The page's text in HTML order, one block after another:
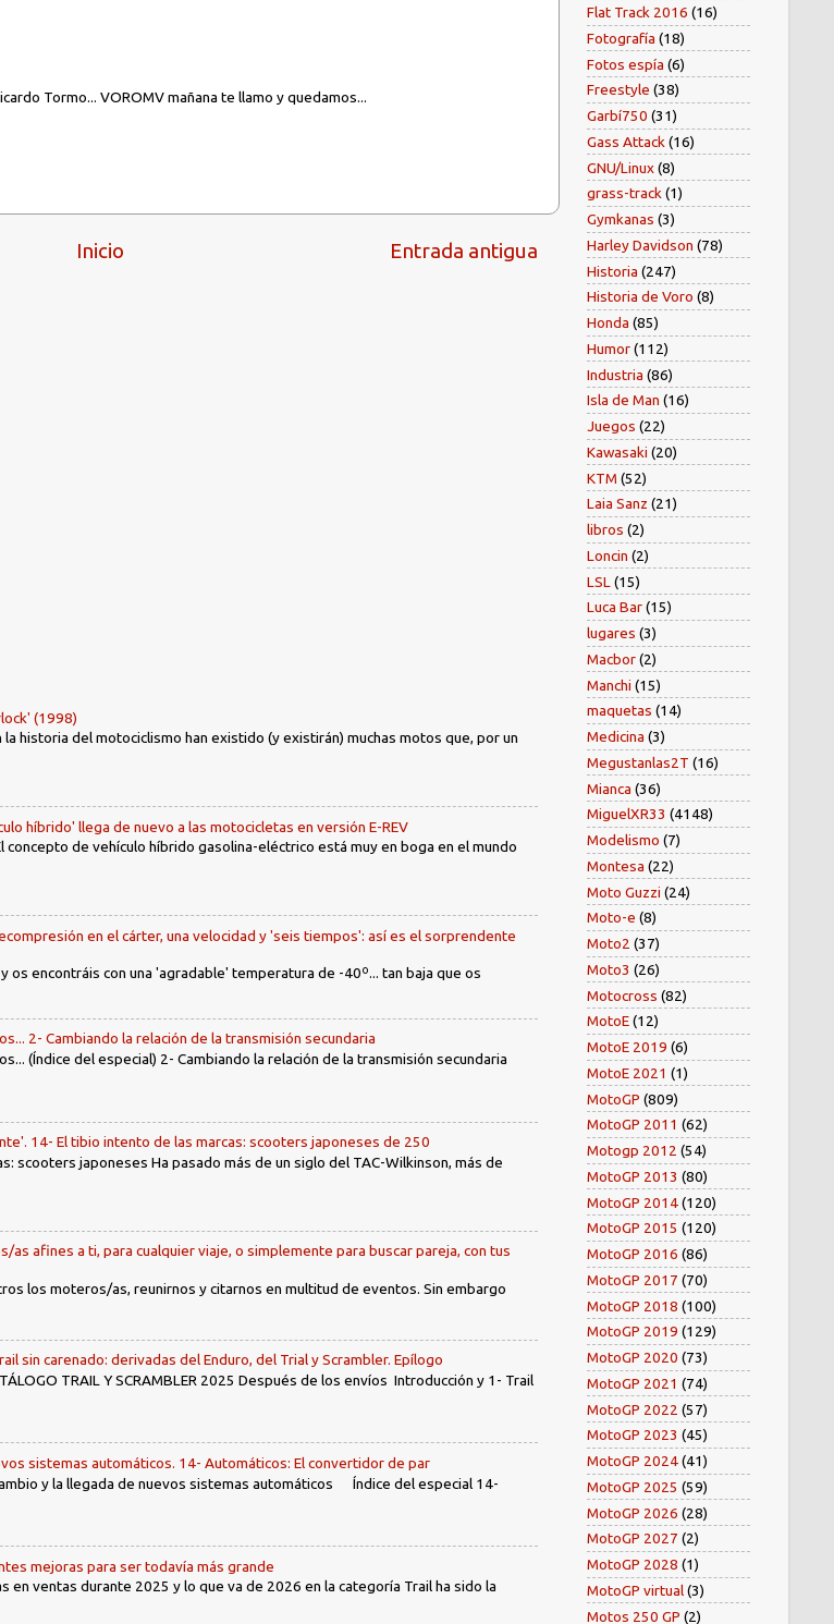
Tormo... VOROMV mañana te llamo y quedamos...
Entrada antigua
Inicio
(1998)
la historia del motociclismo han existido (y existirán) muchas motos que, por un
híbrido' llega de nuevo a las motocicletas en versión E-REV
de vehículo híbrido gasolina-eléctrico está muy en boga en el mundo
en el cárter, una velocidad y 'seis tiempos': así es el sorprendente
os encontráis con una 'agradable' temperatura de -40º... tan baja que os
2- Cambiando la relación de la transmisión secundaria
(Índice del especial) 2- Cambiando la relación de la transmisión secundaria
14- El tibio intento de las marcas: scooters japoneses de 250
scooters japoneses Ha pasado más de un siglo del TAC-Wilkinson, más de
as afines a ti, para cualquier viaje, o simplemente para buscar pareja, con tus
los moteros/as, reunirnos y citarnos en multitud de eventos. Sin embargo
sin carenado: derivadas del Enduro, del Trial y Scrambler. Epílogo
TRAIL Y SCRAMBLER 2025 Después de los envíos Introducción y 1- Trail
sistemas automáticos. 14- Automáticos: El convertidor de par
y la llegada de nuevos sistemas automáticos Índice del especial 14-
mejoras para ser todavía más grande
en ventas durante 2025 y lo que va de 2026 en la categoría Trail ha sido la
Flat Track 2016 (16)
Fotografía (18)
Fotos espía (6)
Freestyle (38)
Garbí750 (31)
Gass Attack (16)
GNU/Linux(8)
grass-track(1)
Gymkanas (3)
Harley Davidson (78)
Historia (247)
Historia de Voro (8)
Honda (85)
Humor(112)
Industria (86)
Isla de Man (16)
Juegos (22)
Kawasaki (20)
KTM (52)
Laia Sanz (21)
libros (2)
Loncin (2)
LSL (15)
Luca Bar(15)
lugares (3)
Macbor(2)
Manchi (15)
maquetas (14)
Medicina (3)
Megustanlas2T (16)
Mianca (36)
MiguelXR33 (4148)
Modelismo (7)
Montesa (22)
Moto Guzzi (24)
Moto-e (8)
Moto2 (37)
Moto3 (26)
Motocross (82)
MotoE(12)
MotoE 2019 (6)
MotoE 2021 (1)
MotoGP (809)
MotoGP 2011 (62)
Motogp 2012 (54)
MotoGP 2013 (80)
MotoGP 2014(120)
MotoGP 2015 (120)
MotoGP 2016 (86)
MotoGP 2017 (70)
MotoGP 2018 (100)
MotoGP 2019 (129)
MotoGP 2020 (73)
MotoGP 2021 (74)
MotoGP 2022 (57)
MotoGP 2023 (45)
MotoGP 2024(41)
MotoGP 2025 (59)
MotoGP 2026 (28)
MotoGP 2027 (2)
MotoGP 2028 (1)
MotoGP virtual(3)
Motos 250 GP (2)